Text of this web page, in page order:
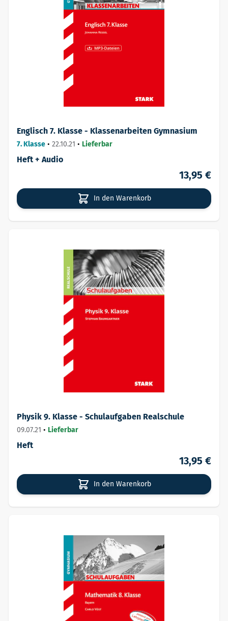
Englisch 7. Klasse - Klassenarbeiten Gymnasium
7. Klasse • 22.10.21 • Lieferbar
Heft + Audio
13,95 €
In den Warenkorb
Physik 9. Klasse - Schulaufgaben Realschule
09.07.21 • Lieferbar
Heft
13,95 €
In den Warenkorb